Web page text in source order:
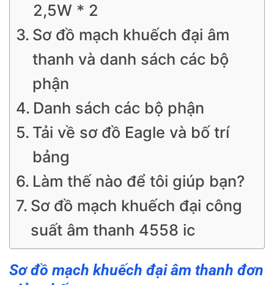
2,5W * 2
Sơ đồ mạch khuếch đại âm
thanh và danh sách các bộ
phận
Danh sách các bộ phận
Tải về sơ đồ Eagle và bố trí
bảng
Làm thế nào để tôi giúp bạn?
Sơ đồ mạch khuếch đại công
suất âm thanh 4558 ic
Sơ đồ mạch khuếch đại âm thanh đơn